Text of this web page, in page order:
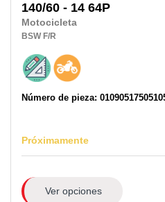
140/60 - 14 64P
Motocicleta
BSW F/R
Número de pieza:
Próximamente
Ver opciones